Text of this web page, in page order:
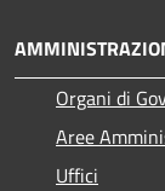
Organi di
Aree
Uffici